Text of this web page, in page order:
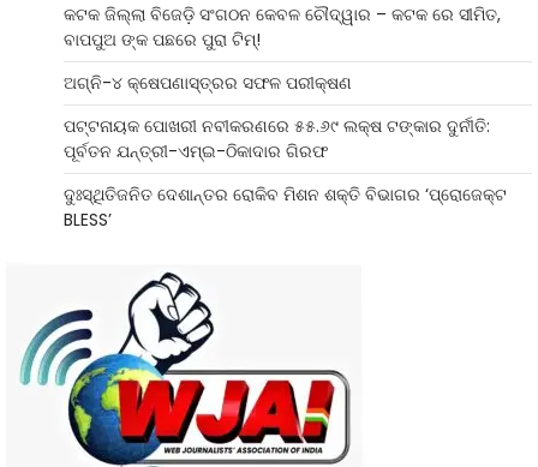
କଟକ ଜିଲ୍ଲା ବିଜେଡ଼ି ସଂଗଠନ କେବଳ ଚୌଦ୍ୱାର – କଟକ ରେ ସୀମିତ,
ବାପପୁଅ ଙ୍କ ପଛରେ ପୁରା ଟିମ୍!
ଅଗ୍ନି-୪ କ୍ଷେପଣାସ୍ତ୍ରର ସଫଳ ପରୀକ୍ଷଣ
ପଟ୍ଟନାୟକ ପୋଖରୀ ନବୀକରଣରେ ୫୫.୬୯ ଲକ୍ଷ ଟଙ୍କାର ଦୁର୍ନୀତି:
ପୂର୍ବତନ ଯନ୍ତ୍ରୀ-ଏମ୍‌ଇ-ଠିକାଦାର ଗିରଫ
ଦୁଃସ୍ଥିତିଜନିତ ଦେଶାନ୍ତର ରୋକିବ ମିଶନ ଶକ୍ତି ବିଭାଗର ‘ପ୍ରୋଜେକ୍ଟ
BLESS’